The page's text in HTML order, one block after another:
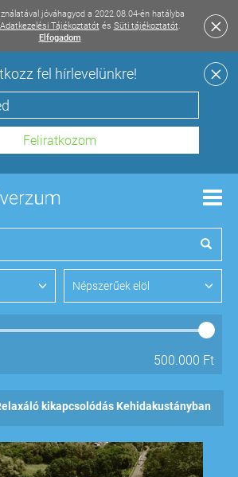
jóváhagyod a 2022.08.04-én hatályba
Adatkezelési Tájékoztatót és Süti tájékoztatót.
Elfogadom
fel hírlevelünkre!
Népszerűek elöl
500.000 Ft
kikapcsolódás Kehidakustányban